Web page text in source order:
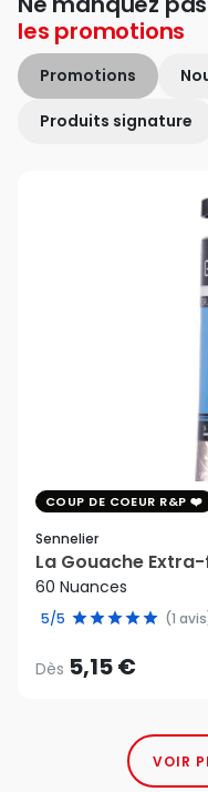
les promotions
Promotions
Produits signature
COUP DE COEUR R&P
Sennelier
La Gouache
60 Nuances
5/5 (1
Dès 5,15 €
VOIR